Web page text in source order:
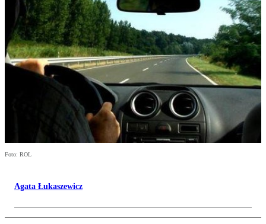
Foto: ROL
Agata Łukaszewicz